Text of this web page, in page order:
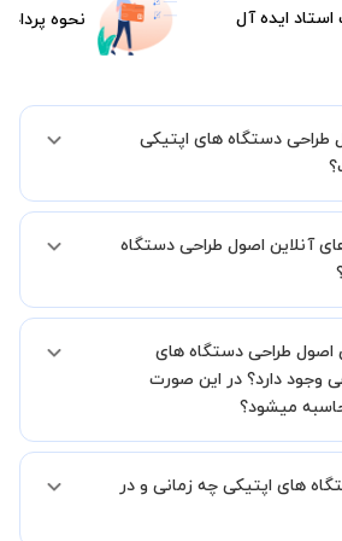
استاد ایده آل نحوه
طراحی دستگاه های اپتیکی
از جلسه تمامی موارد لازم برای برگزاری
مفید را به شما توضیح خواهند داد.
آنلاین اصول طراحی دستگاه
اصول طراحی دستگاه های
وجود دارد؟ در این صورت
میشود؟
هستید کلاس ها را در کنار دوستان و یا
برگزار کنید، این امکان وجود دارد. در این
های اپتیکی چه زمانی و در